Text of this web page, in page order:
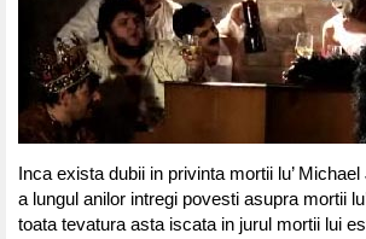
Inca exista dubii in privinta mortii lu’
a lungul anilor intregi povesti asupra mortii
toata tevatura asta iscata in jurul mortii lui